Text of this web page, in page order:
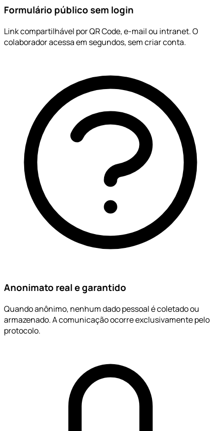
Formulário público sem login
Link compartilhável por QR Code, e-mail ou intranet. O
colaborador acessa em segundos, sem criar conta.
Anonimato real e garantido
Quando anônimo, nenhum dado pessoal é coletado ou
armazenado. A comunicação ocorre exclusivamente pelo
protocolo.